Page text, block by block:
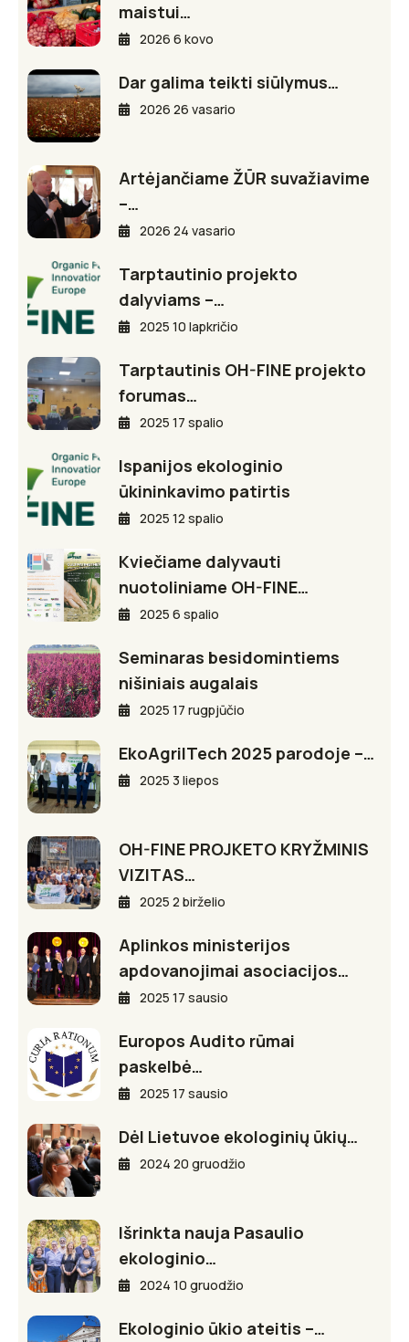
maistui…
2026 6 kovo
Dar galima teikti siūlymus…
2026 26 vasario
Artėjančiame ŽŪR suvažiavime
–…
2026 24 vasario
Tarptautinio projekto
dalyviams –…
2025 10 lapkričio
Tarptautinis OH-FINE projekto
forumas…
2025 17 spalio
Ispanijos ekologinio
ūkininkavimo patirtis
2025 12 spalio
Kviečiame dalyvauti
nuotoliniame OH-FINE…
2025 6 spalio
Seminaras besidomintiems
nišiniais augalais
2025 17 rugpjūčio
EkoAgriITech 2025 parodoje –…
2025 3 liepos
OH-FINE PROJKETO KRYŽMINIS
VIZITAS…
2025 2 birželio
Aplinkos ministerijos
apdovanojimai asociacijos…
2025 17 sausio
Europos Audito rūmai
paskelbė…
2025 17 sausio
Dėl Lietuvoe ekologinių ūkių…
2024 20 gruodžio
Išrinkta nauja Pasaulio
ekologinio…
2024 10 gruodžio
Ekologinio ūkio ateitis –…